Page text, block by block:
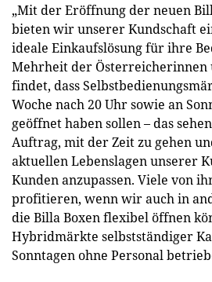
„Mit der Eröffnung der neuen
bieten wir unserer Kundschaft
ideale Einkaufslösung für ihre
Mehrheit der Österreicherinnen
findet, dass
Woche nach 20 Uhr sowie an
geöffnet haben sollen – das
Auftrag, mit der Zeit zu gehen
aktuellen Lebenslagen unserer
Kunden anzupassen. Viele von
profitieren, wenn wir auch in
die Billa Boxen flexibel öffnen
Hybridmärkte selbstständiger
Sonntagen ohne Personal